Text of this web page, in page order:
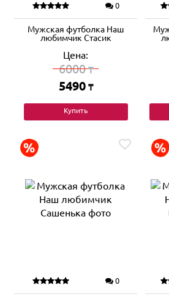
0
Мужская футболка Наш
любимчик Стасик
Цена:
6000₸
5490 ₸
Купить
0